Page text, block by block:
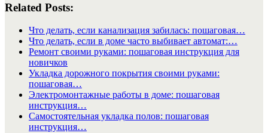
Related Posts:
Что делать, если канализация забилась: пошаговая…
Что делать, если в доме часто выбивает автомат:…
Ремонт своими руками: пошаговая инструкция для
новичков
Укладка дорожного покрытия своими руками:
пошаговая…
Электромонтажные работы в доме: пошаговая
инструкция…
Самостоятельная укладка полов: пошаговая
инструкция…